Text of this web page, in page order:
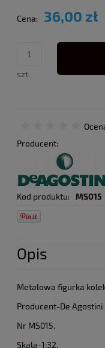
Cena: 36,00 zł
szt.
Producent:
Kod produktu: MS015
Opis
Metalowa figurka
Producent-De
Nr MS015.
Skala-1:32.